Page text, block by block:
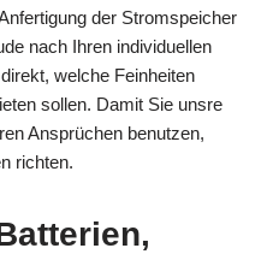
der Stromspeicher
nach Ihren individuellen
welche Feinheiten
sollen. Damit Sie unsre
Ansprüchen benutzen,
richten.